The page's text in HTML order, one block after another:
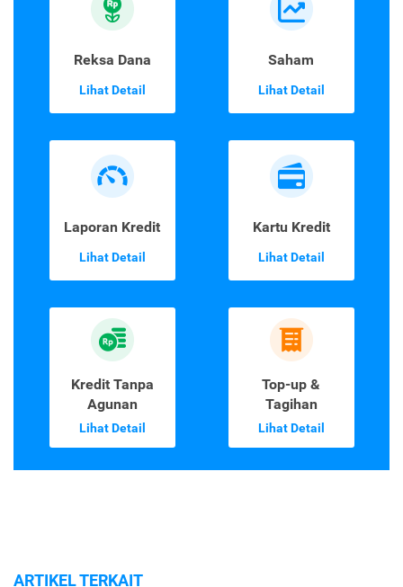
Reksa Dana
Lihat Detail
Saham
Lihat Detail
Laporan Kredit
Lihat Detail
Kartu Kredit
Lihat Detail
Kredit Tanpa
Agunan
Lihat Detail
Top-up &
Tagihan
Lihat Detail
ARTIKEL TERKAIT